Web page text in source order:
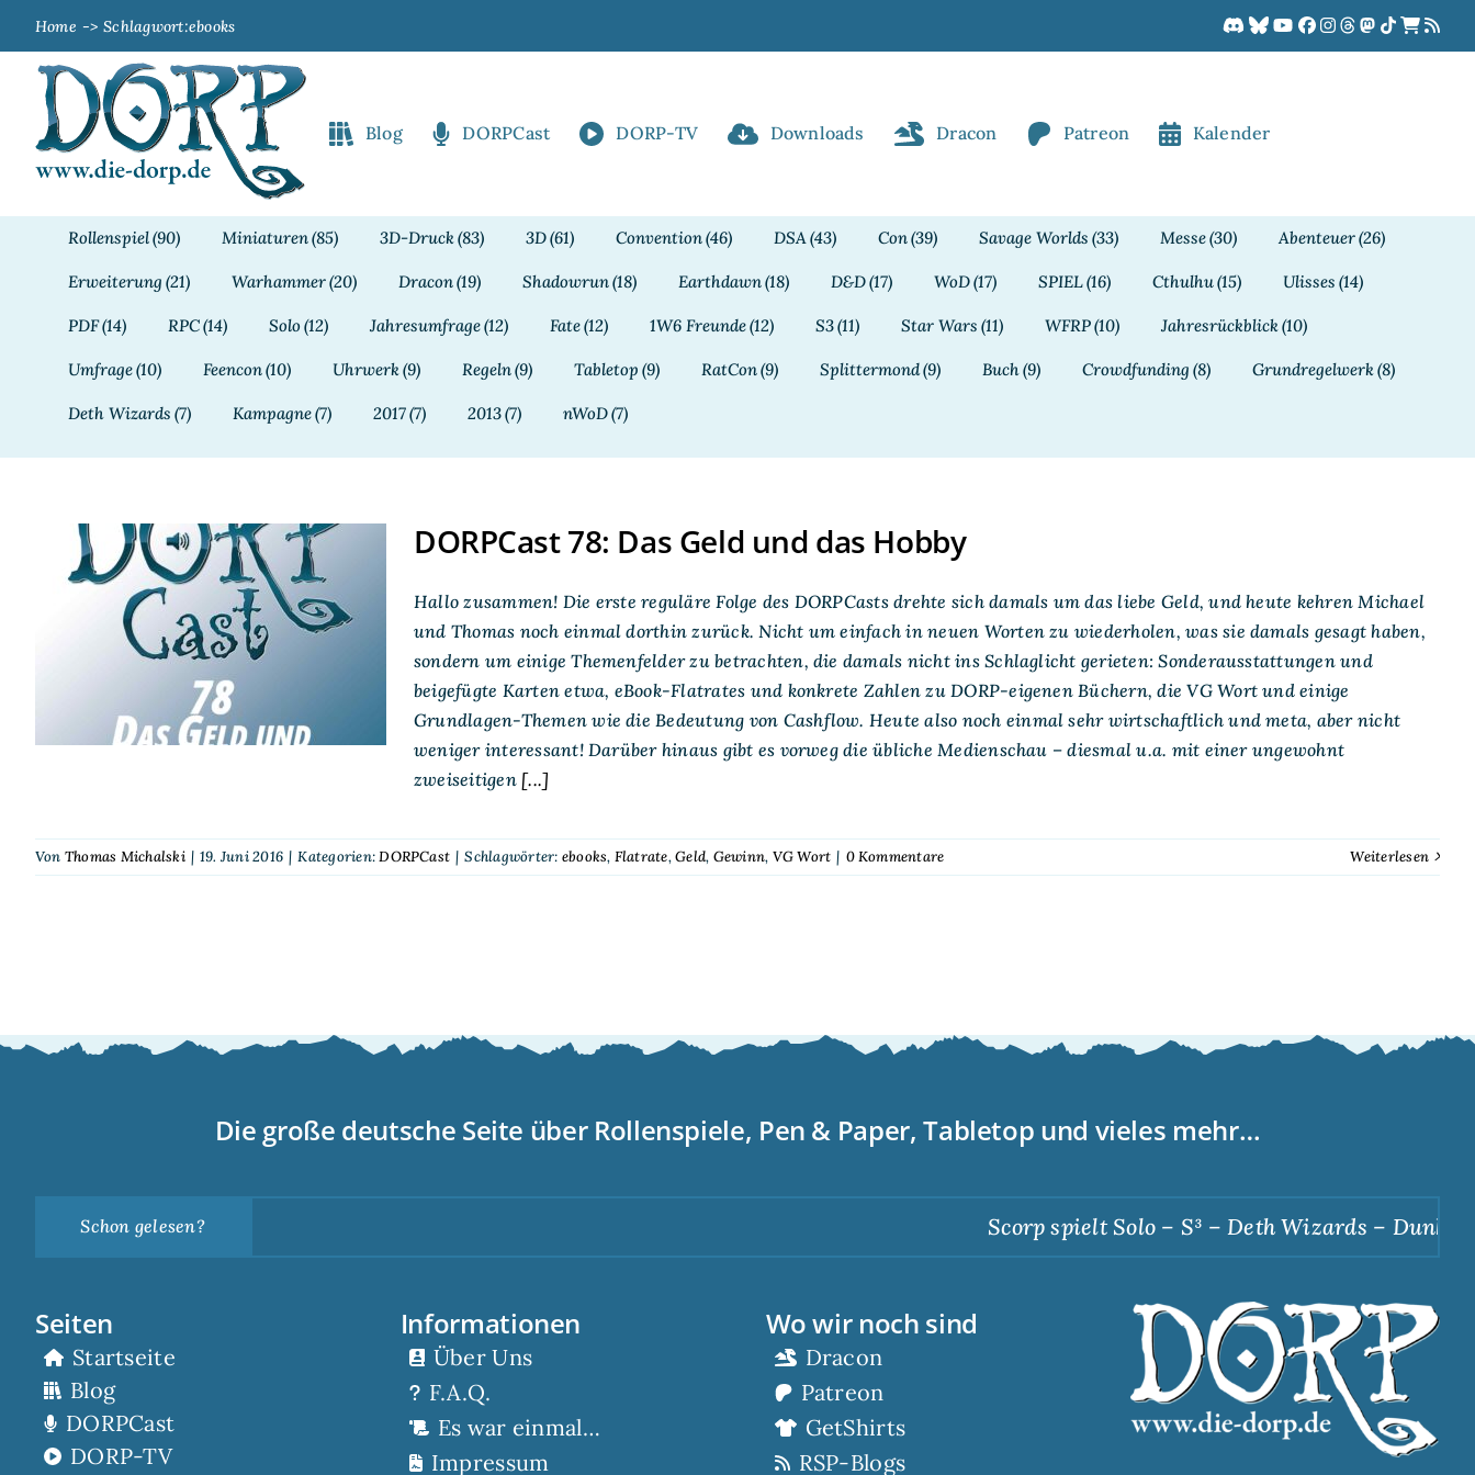
springen
Home Schlagwort:ebooks
Blog DORPCast DORP-TV Downloads Dracon Patreon Kalender
Rollenspiel(90) Miniaturen(85) 3D-Druck(83) 3D(61) Convention(46) DSA(43) Con(39) Savage Worlds (33) Messe(30) Abenteuer(26)
Erweiterung (21) Warhammer(20) Dracon(19) Shadowrun(18) Earthdawn(18) D&D(17) WoD(17) SPIEL(16) Cthulhu(15) Ulisses (14)
PDF(14) RPC(14) Solo(12) Jahresumfrage(12) Fate(12) 1W6 Freunde(12) S3(11) Star Wars (11) WFRP(10) Jahresrückblick(10)
Umfrage(10) Feencon(10) Uhrwerk(9) Regeln(9) Tabletop (9) RatCon(9) Splittermond(9) Buch(9) Crowdfunding (8) Grundregelwerk(8)
Deth Wizards (7) Kampagne(7) 2017(7) 2013(7) nWoD(7)
DORPCast 78: Das Geld
und das Hobby
DORPCast 78: Das Geld und das Hobby
Hallo zusammen! Die erste reguläre Folge des DORPCasts drehte sich damals um das liebe Geld, und heute kehren Michael
und Thomas noch einmal dorthin zurück. Nicht um einfach in neuen Worten zu wiederholen, was sie damals gesagt haben,
sondern um einige Themenfelder zu betrachten, die damals nicht ins Schlaglicht gerieten: Sonderausstattungen und
beigefügte Karten etwa, eBook-Flatrates und konkrete Zahlen zu DORP-eigenen Büchern, die VG Wort und einige
Grundlagen-Themen wie die Bedeutung von Cashflow. Heute also noch einmal sehr wirtschaftlich und meta, aber nicht
weniger interessant! Darüber hinaus gibt es vorweg die übliche Medienschau – diesmal u.a. mit einer ungewohnt
zweiseitigen[...]
Von Thomas Michalski | 19. Juni 2016 | Kategorien:DORPCast | Schlagwörter: ebooks, Flatrate,Geld, Gewinn, VG Wort | 0 Kommentare Weiterlesen
Die große deutsche Seite über Rollenspiele, Pen & Paper, Tabletop und vieles mehr…
Schon gelesen? Scorp spielt Solo – S³ – Deth Wizards – Dunkle
Seiten
Startseite
Blog
DORPCast
DORP-TV
Informationen
Über Uns
F.A.Q.
Es war einmal…
Impressum
Wo wir noch sind
Dracon
Patreon
GetShirts
RSP-Blogs